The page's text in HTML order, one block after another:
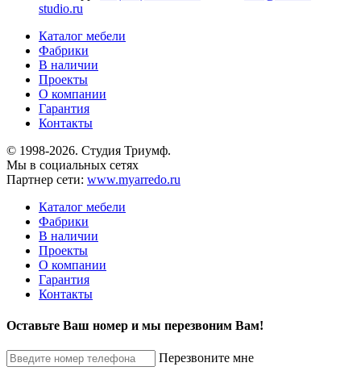
studio.ru
Каталог мебели
Фабрики
В наличии
Проекты
О компании
Гарантия
Контакты
© 1998-2026. Студия Триумф.
Мы в социальных сетях
Партнер сети: www.myarredo.ru
Каталог мебели
Фабрики
В наличии
Проекты
О компании
Гарантия
Контакты
Оставьте Ваш номер и мы перезвоним Вам!
Перезвоните мне